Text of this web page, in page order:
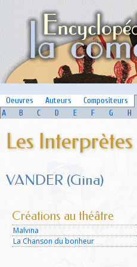
Oeuvres
Auteurs Compositeurs
A
B C D E F G H
Les Interprètes
VANDER (Gina)
Créations au théâtre
Malvina
La Chanson du bonheur